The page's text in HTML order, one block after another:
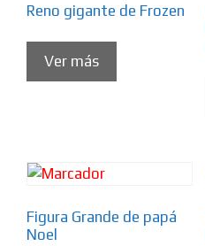
Reno gigante de Frozen
Ver más
Figura Grande de papá
Noel